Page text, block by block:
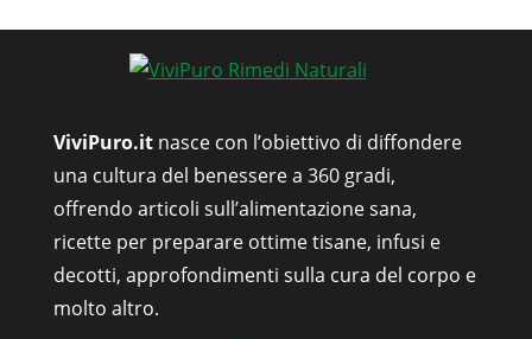
ViviPuro.it nasce con l’obiettivo di diffondere
una cultura del benessere a 360 gradi,
offrendo articoli sull’alimentazione sana,
ricette per preparare ottime tisane, infusi e
decotti, approfondimenti sulla cura del corpo e
molto altro.